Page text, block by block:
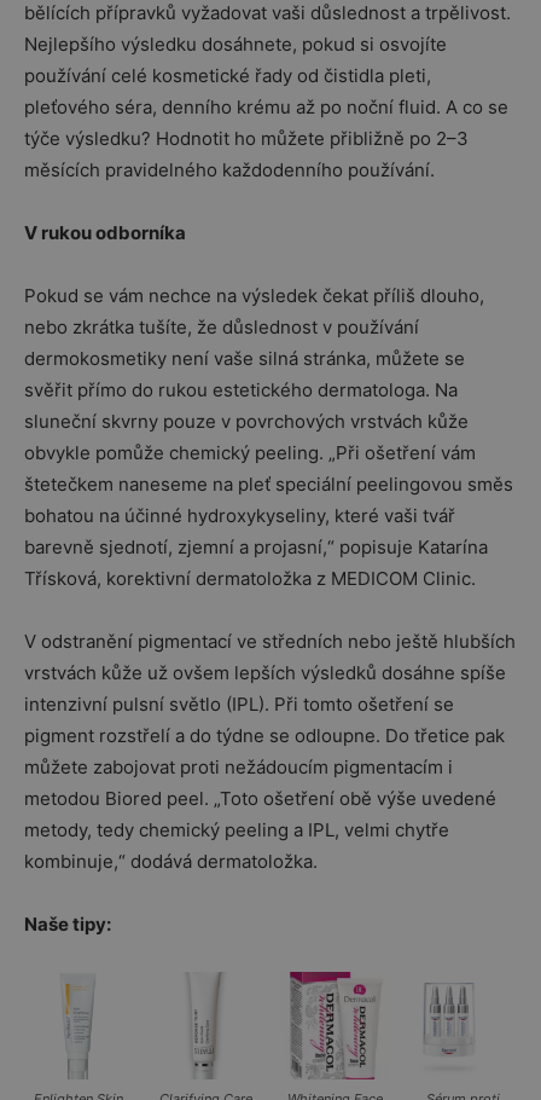
bělících přípravků vyžadovat vaši důslednost a trpělivost.
Nejlepšího výsledku dosáhnete, pokud si osvojíte
používání celé kosmetické řady od čistidla pleti,
pleťového séra, denního krému až po noční fluid. A co se
týče výsledku? Hodnotit ho můžete přibližně po 2–3
měsících pravidelného každodenního používání.
V rukou odborníka
Pokud se vám nechce na výsledek čekat příliš dlouho,
nebo zkrátka tušíte, že důslednost v používání
dermokosmetiky není vaše silná stránka, můžete se
svěřit přímo do rukou estetického dermatologa. Na
sluneční skvrny pouze v povrchových vrstvách kůže
obvykle pomůže chemický peeling. „Při ošetření vám
štetečkem naneseme na pleť speciální peelingovou směs
bohatou na účinné hydroxykyseliny, které vaši tvář
barevně sjednotí, zjemní a projasní,“ popisuje Katarína
Třísková, korektivní dermatoložka z MEDICOM Clinic.
V odstranění pigmentací ve středních nebo ještě hlubších
vrstvách kůže už ovšem lepších výsledků dosáhne spíše
intenzivní pulsní světlo (IPL). Při tomto ošetření se
pigment rozstřelí a do týdne se odloupne. Do třetice pak
můžete zabojovat proti nežádoucím pigmentacím i
metodou Biored peel. „Toto ošetření obě výše uvedené
metody, tedy chemický peeling a IPL, velmi chytře
kombinuje,“ dodává dermatoložka.
Naše tipy: